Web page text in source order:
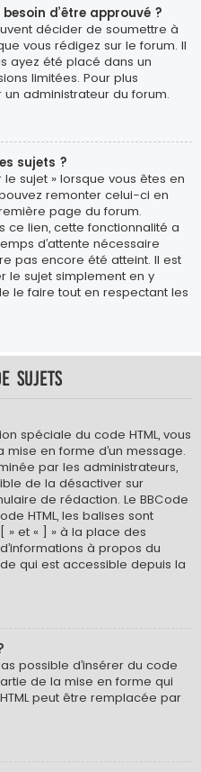
d’être approuvé ?
décider de soumettre à
vous rédigez sur le forum. Il
ayez été placé dans un
limitées. Pour plus
un administrateur du forum.
sujets ?
le sujet » lorsque vous êtes en
remonter celui-ci en
page du forum.
ce lien, cette fonctionnalité a
d’attente nécessaire
pas encore été atteint. Il est
le sujet simplement en y
le faire tout en respectant les
sujets
spéciale du code HTML, vous
en forme d’un message.
par les administrateurs,
de la désactiver sur
de rédaction. Le BBCode
HTML, les balises sont
» et « ] » à la place des
à propos du
qui est accessible depuis la
possible d’insérer du code
de la mise en forme qui
peut être remplacée par